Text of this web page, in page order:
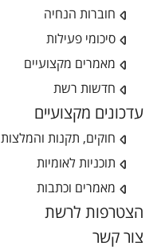
חוברות הנחיה
סיכומי פעילות
מאמרים מקצועיים
חדשות רשת
עדכונים מקצועיים
חוקים, תקנות והמלצות
תוכניות לאומיות
מאמרים וכתבות
הצטרפות לרשת
צור קשר